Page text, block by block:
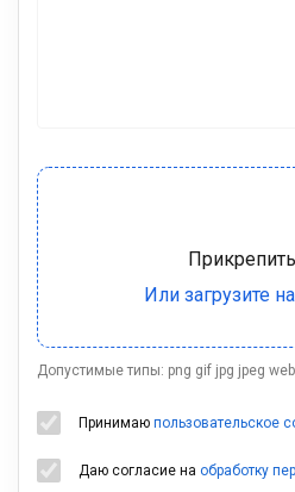
Допустимые типы: png gif jpg jpeg
Принимаю пользовательское
Даю согласие на обработку